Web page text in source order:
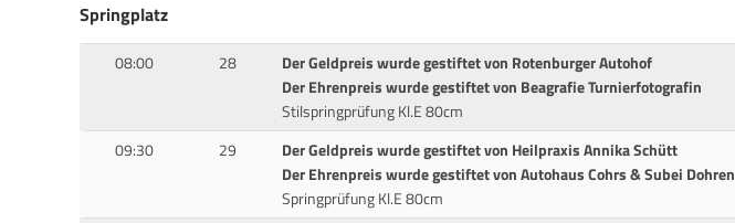
Springplatz
08:00 28
Der Geldpreis wurde gestiftet von Rotenburger Autohof
Der Ehrenpreis wurde gestiftet von Beagrafie Turnierfotografin
Stilspringprüfung Kl.E 80cm
09:30 29
Der Geldpreis wurde gestiftet von Heilpraxis Annika Schütt
Der Ehrenpreis wurde gestiftet von Autohaus Cohrs & Subei Dohren
Springprüfung Kl.E 80cm